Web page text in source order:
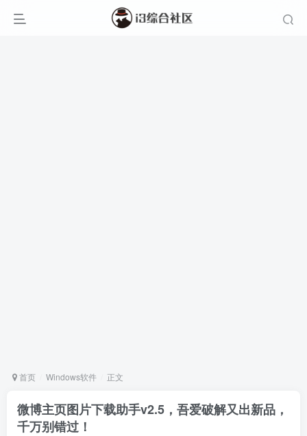
首页 Windows软件 正文
微博主页图片下载助手v2.5，吾爱破解又出新品，
千万别错过！